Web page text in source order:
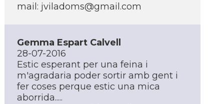
mail: jviladoms@gmail.com
Gemma Espart Calvell
28-07-2016
Estic esperant per una feina i
m'agradaria poder sortir amb gent i
fer coses perque estic una mica
aborrida.....